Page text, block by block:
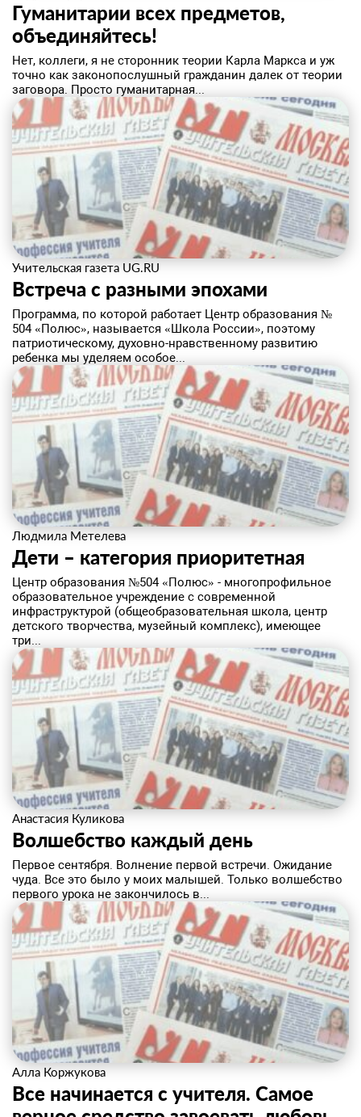
Гуманитарии всех предметов,
объединяйтесь!
Нет, коллеги, я не сторонник теории Карла Маркса и уж
точно как законопослушный гражданин далек от теории
заговора. Просто гуманитарная...
Учительская газета UG.RU
Встреча с разными эпохами
Программа, по которой работает Центр образования №
504 «Полюс», называется «Школа России», поэтому
патриотическому, духовно-нравственному развитию
ребенка мы уделяем особое...
Людмила Метелева
Дети – категория приоритетная
​Центр образования №504 «Полюс» - многопрофильное
образовательное учреждение с современной
инфраструктурой (общеобразовательная школа, центр
детского творчества, музейный комплекс), имеющее
три...
Анастасия Куликова
Волшебство каждый день
​Первое сентября. Волнение первой встречи. Ожидание
чуда. Все это было у моих малышей. Только волшебство
первого урока не закончилось в...
Алла Коржукова
Все начинается с учителя. Самое